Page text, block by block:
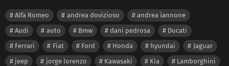
Alfa Romeo andrea dovizioso
andrea iannone
Audi
auto Bmw dani pedrosa
Ducati
Ferrari
Fiat Ford Honda hyundai
Jaguar
jeep
jorge lorenzo Kawasaki Kia
Lamborghini